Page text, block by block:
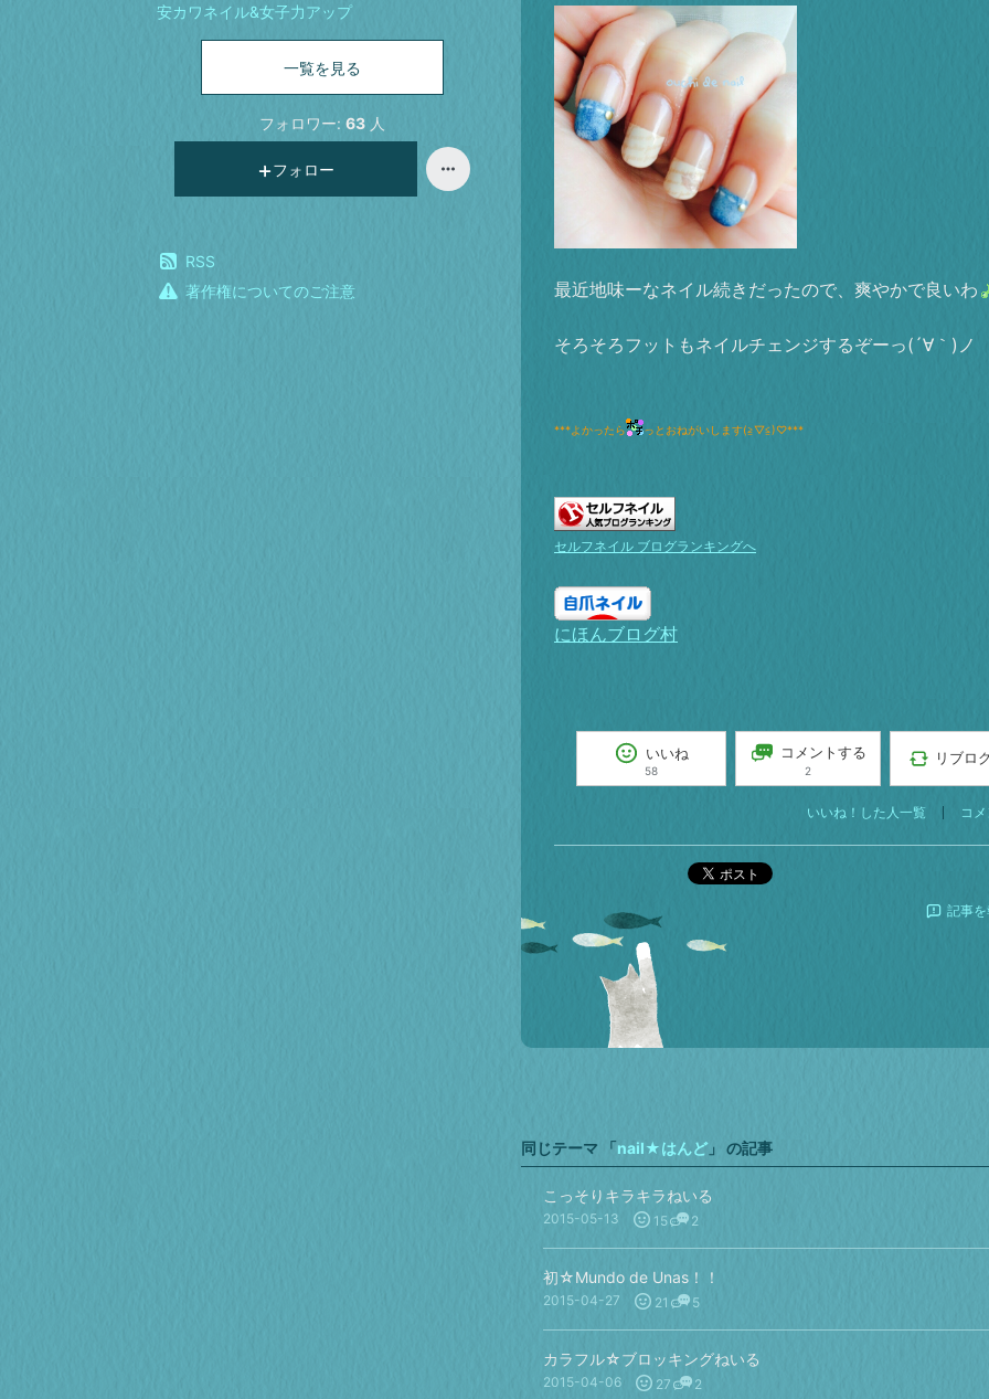
最近地味ーなネイル続きだったので、爽やかで良いわ
そろそろフットもネイルチェンジするぞーっ(´∀｀)ノ
***よかったら っとおねがいします(≧▽≦)♡***
セルフネイル ブログランキングへ
にほんブログ村
いいね
58
コメントする
2
リブロ
いいね！した人一覧 コ
ポスト
記事
同じテーマ 「nail★はんど」 の記事
こっそりキラキラねいる
2015-05-13 15 2
初☆Mundo de Unas！！
2015-04-27 21 5
カラフル☆ブロッキングねいる
2015-04-06 27 2
安カワネイル&女子力アップ
一覧を見る
フォロワー: 63 人
フォロー
RSS
著作権についてのご注意